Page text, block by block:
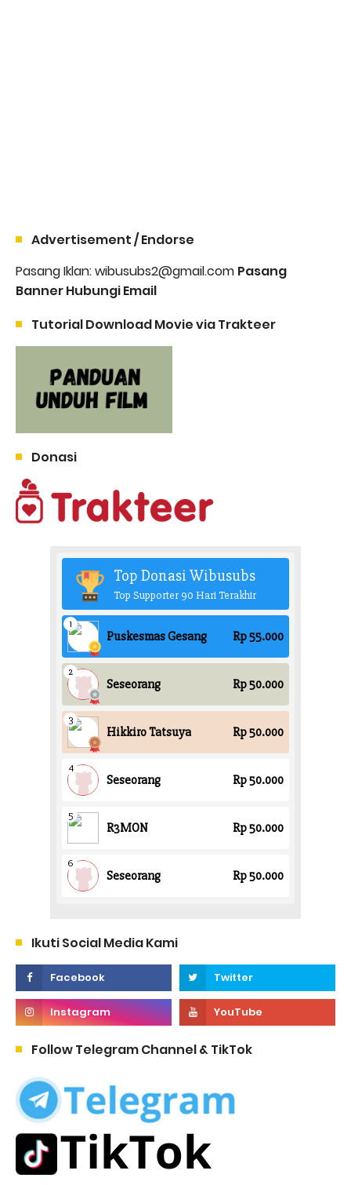
Advertisement / Endorse
Pasang Iklan: wibusubs2@gmail.com Pasang
Banner Hubungi Email
Tutorial Download Movie via Trakteer
Donasi
Ikuti Social Media Kami
Follow Telegram Channel & TikTok